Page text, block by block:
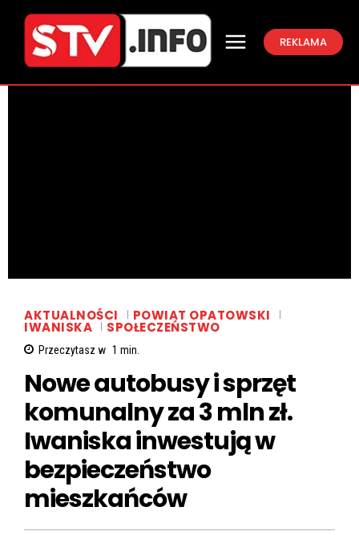
REKLAMA
AKTUALNOŚCI POWIAT OPATOWSKI
IWANISKA SPOŁECZEŃSTWO
Przeczytasz w 1 min.
Nowe autobusy i sprzęt
komunalny za 3 mln zł.
Iwaniska inwestują w
bezpieczeństwo
mieszkańców